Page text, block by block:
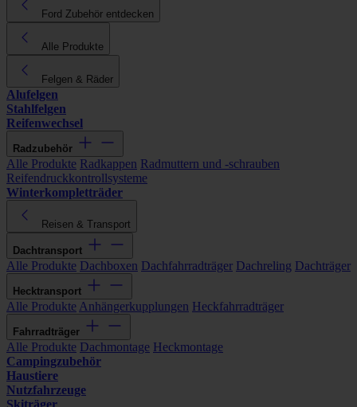
Ford Zubehör entdecken
Alle Produkte
Felgen & Räder
Alufelgen
Stahlfelgen
Reifenwechsel
Radzubehör
Alle Produkte Radkappen Radmuttern und -schrauben
Reifendruckkontrollsysteme
Winterkompletträder
Reisen & Transport
Dachtransport
Alle Produkte Dachboxen Dachfahrradträger Dachreling Dachträger
Hecktransport
Alle Produkte Anhängerkupplungen Heckfahrradträger
Fahrradträger
Alle Produkte Dachmontage Heckmontage
Campingzubehör
Haustiere
Nutzfahrzeuge
Skiträger